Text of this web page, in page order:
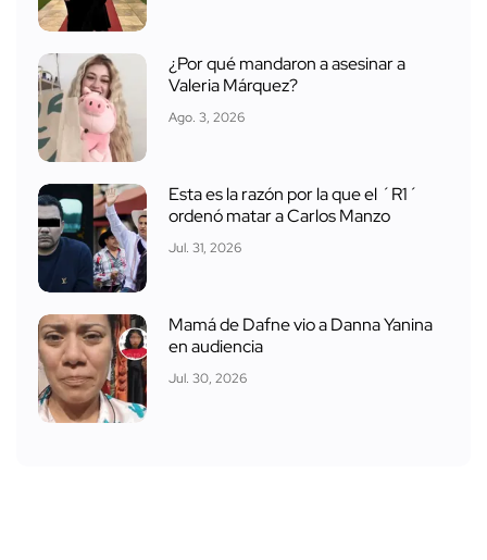
¿Por qué mandaron a asesinar a
Valeria Márquez?
Ago. 3, 2026
Esta es la razón por la que el ´R1´
ordenó matar a Carlos Manzo
Jul. 31, 2026
Mamá de Dafne vio a Danna Yanina
en audiencia
Jul. 30, 2026